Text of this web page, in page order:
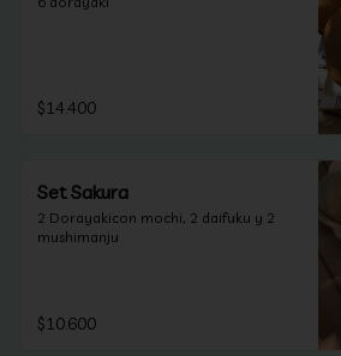
$14.400
Set Sakura
2 Dorayakicon mochi, 2 daifuku y 2
mushimanju
$10.600